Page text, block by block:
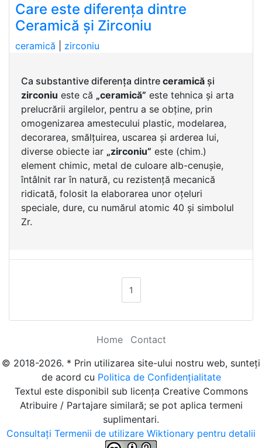
Care este diferența dintre
Ceramică și Zirconiu
ceramică zirconiu
Ca substantive diferența dintre ceramică și
zirconiu este că „ceramică” este tehnica și arta
prelucrării argilelor, pentru a se obține, prin
omogenizarea amestecului plastic, modelarea,
decorarea, smălțuirea, uscarea și arderea lui,
diverse obiecte iar „zirconiu” este (chim.)
element chimic, metal de culoare alb-cenușie,
întâlnit rar în natură, cu rezistență mecanică
ridicată, folosit la elaborarea unor oțeluri
speciale, dure, cu numărul atomic 40 și simbolul
Zr.
1
Home
Contact
© 2018-2026. * Prin utilizarea site-ului nostru web, sunteți
de acord cu Politica de Confidențialitate
Textul este disponibil sub licența Creative Commons
Atribuire / Partajare similară; se pot aplica termeni
suplimentari.
Consultați Termenii de utilizare Wiktionary pentru detalii